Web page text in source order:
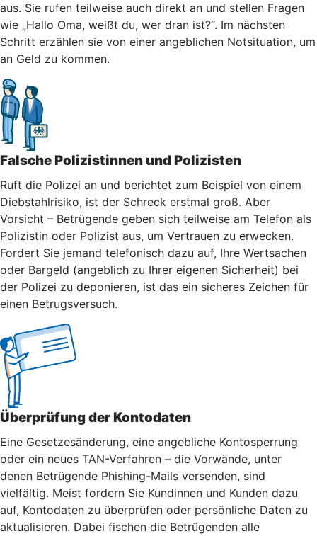
aus. Sie rufen teilweise auch direkt an und stellen Fragen
wie „Hallo Oma, weißt du, wer dran ist?“. Im nächsten
Schritt erzählen sie von einer angeblichen Notsituation, um
an Geld zu kommen.
Falsche Polizistinnen und Polizisten
Ruft die Polizei an und berichtet zum Beispiel von einem
Diebstahlrisiko, ist der Schreck erstmal groß. Aber
Vorsicht – Betrügende geben sich teilweise am Telefon als
Polizistin oder Polizist aus, um Vertrauen zu erwecken.
Fordert Sie jemand telefonisch dazu auf, Ihre Wertsachen
oder Bargeld (angeblich zu Ihrer eigenen Sicherheit) bei
der Polizei zu deponieren, ist das ein sicheres Zeichen für
einen Betrugsversuch.
Überprüfung der Kontodaten
Eine Gesetzesänderung, eine angebliche Kontosperrung
oder ein neues TAN-Verfahren – die Vorwände, unter
denen Betrügende Phishing-Mails versenden, sind
vielfältig. Meist fordern Sie Kundinnen und Kunden dazu
auf, Kontodaten zu überprüfen oder persönliche Daten zu
aktualisieren. Dabei fischen die Betrügenden alle